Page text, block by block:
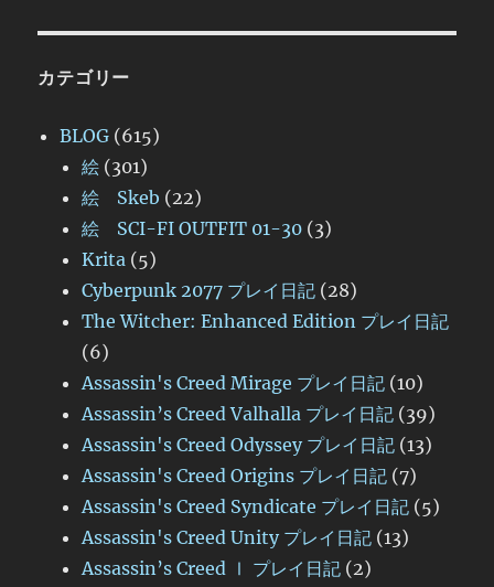
カテゴリー
BLOG (615)
絵 (301)
絵 Skeb (22)
絵 SCI-FI OUTFIT 01-30 (3)
Krita (5)
Cyberpunk 2077 プレイ日記 (28)
The Witcher: Enhanced Edition プレイ日記
(6)
Assassin's Creed Mirage プレイ日記 (10)
Assassin’s Creed Valhalla プレイ日記 (39)
Assassin's Creed Odyssey プレイ日記 (13)
Assassin's Creed Origins プレイ日記 (7)
Assassin's Creed Syndicate プレイ日記 (5)
Assassin's Creed Unity プレイ日記 (13)
Assassin’s Creed Ⅰ プレイ日記 (2)